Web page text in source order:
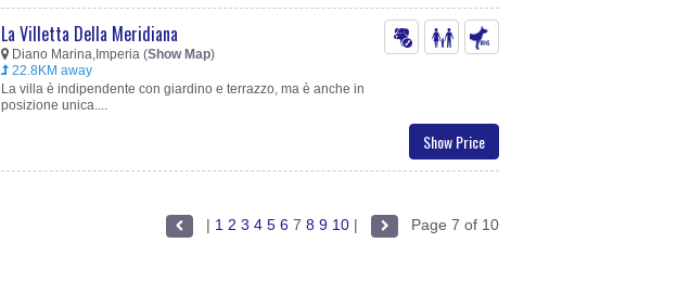
Show Price
La Villetta Della Meridiana
Diano Marina,Imperia (Show Map)
22.8KM away
La villa è indipendente con giardino e terrazzo, ma è anche in
posizione unica....
| 1 2 3 4 5 6 7 8 9 10 | Page 7 of 10